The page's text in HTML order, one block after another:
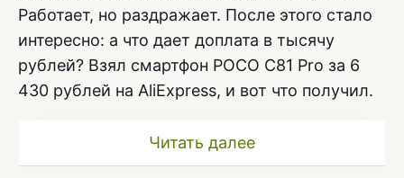
Работает, но раздражает. После этого стало
интересно: а что дает доплата в тысячу
рублей? Взял смартфон POCO C81 Pro за 6
430 рублей на AliExpress, и вот что получил.
Читать далее